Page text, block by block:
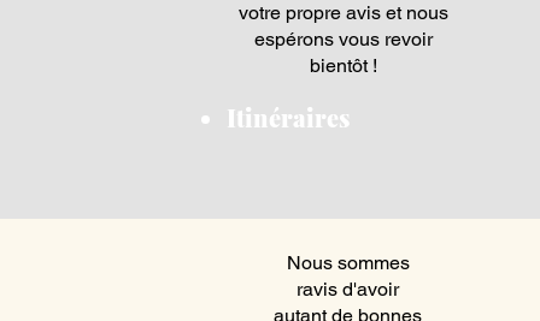
votre propre avis et nous
espérons vous revoir
bientôt !
Itinéraires
Nous sommes
ravis d'avoir
autant de bonnes